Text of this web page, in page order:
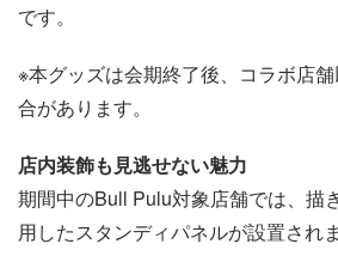
です。
※本グッズは会期終了後、コラボ店
合があります。
店内装飾も見逃せない魅力
期間中のBull Pulu対象店舗では、描
用したスタンディパネルが設置されま